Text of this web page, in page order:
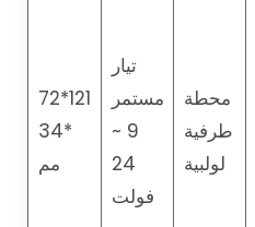
محطة
طرفية
لولبية
تيار
مستمر
9 ~
24
فولت
121*72
*34
مم